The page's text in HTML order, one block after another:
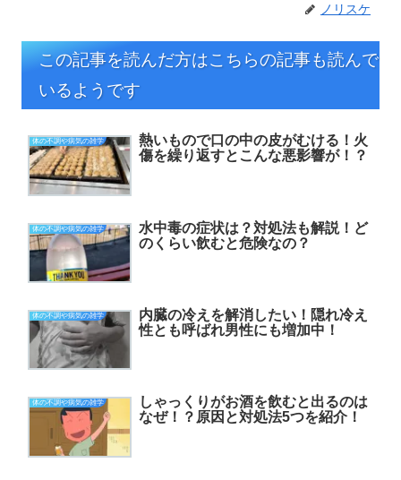
ノリスケ
この記事を読んだ方はこちらの記事も読んで
いるようです
体の不調や病気の雑学
熱いもので口の中の皮がむける！火
傷を繰り返すとこんな悪影響が！？
体の不調や病気の雑学
水中毒の症状は？対処法も解説！ど
のくらい飲むと危険なの？
体の不調や病気の雑学
内臓の冷えを解消したい！隠れ冷え
性とも呼ばれ男性にも増加中！
体の不調や病気の雑学
しゃっくりがお酒を飲むと出るのは
なぜ！？原因と対処法5つを紹介！